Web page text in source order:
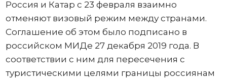
Россия и Катар с 23 февраля взаимно
отменяют визовый режим между странами.
Соглашение об этом было подписано в
российском МИДе 27 декабря 2019 года. В
соответствии с ним для пересечения с
туристическими целями границы россиянам